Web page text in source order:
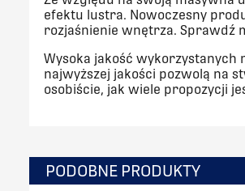
efektu lustra. Nowoczesny
rozjaśnienie wnętrza. Sprawdź
Wysoka jakość wykorzystanych
najwyższej jakości pozwolą na
osobiście, jak wiele propozycji
PODOBNE PRODUKTY